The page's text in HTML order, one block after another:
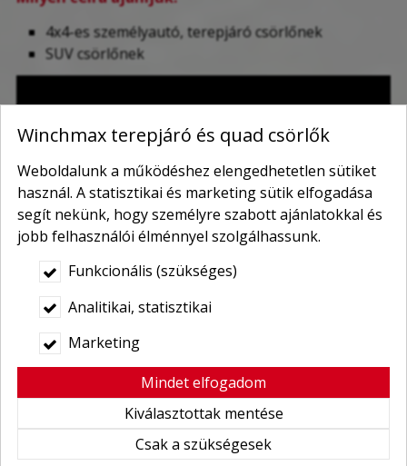
4x4-es személyautó, terepjáró csörlőnek
SUV csörlőnek
Winchmax terepjáró és quad csörlők
Weboldalunk a működéshez elengedhetetlen sütiket
használ. A statisztikai és marketing sütik elfogadása
segít nekünk, hogy személyre szabott ajánlatokkal és
jobb felhasználói élménnyel szolgálhassunk.
Funkcionális (szükséges)
Analitikai, statisztikai
Marketing
Mindet elfogadom
Kiválasztottak mentése
Csak a szükségesek